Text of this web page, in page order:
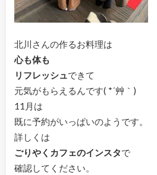
北川さんの作るお料理は
心も体も
リフレッシュできて
元気がもらえるんです( *´艸｀)
11月は
既に予約がいっぱいのようです。
詳しくは
ごりやくカフェのインスタで
確認してください。